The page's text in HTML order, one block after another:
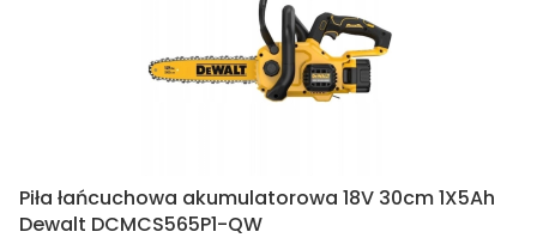
Piła łańcuchowa akumulatorowa 18V 30cm 1X5Ah
Dewalt DCMCS565P1-QW